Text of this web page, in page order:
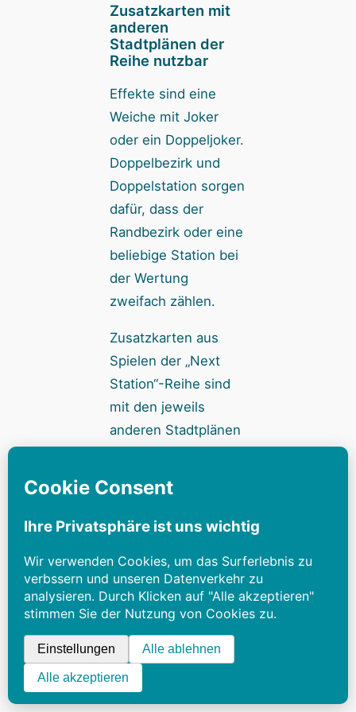
Zusatzkarten mit
anderen
Stadtplänen der
Reihe nutzbar
Effekte sind eine
Weiche mit Joker
oder ein Doppeljoker.
Doppelbezirk und
Doppelstation sorgen
dafür, dass der
Randbezirk oder eine
beliebige Station bei
der Wertung
zweifach zählen.
Zusatzkarten aus
Spielen der „Next
Station“-Reihe sind
mit den jeweils
anderen Stadtplänen
Solovariante, bei der
die Planerin sich mit
einer Tabelle messen
lässt.
Alles unter 100